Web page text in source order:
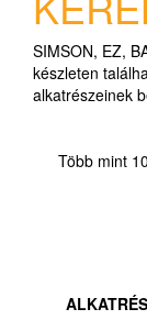
SIMSON, EZ,
készleten
alkatrészeinek
Több mint